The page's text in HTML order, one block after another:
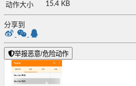
动作大小
15.4 KB
分享到
举报恶意/危险动作